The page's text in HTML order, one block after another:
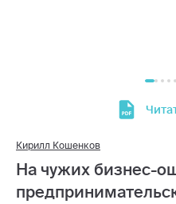
Кирилл Кошенков
На чужих бизнес-